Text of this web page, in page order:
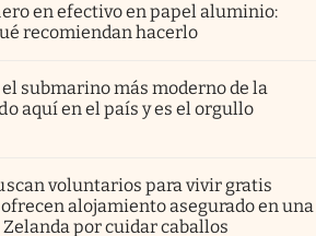
en efectivo en papel aluminio:
recomiendan hacerlo
submarino más moderno de la
aquí en el país y es el orgullo
voluntarios para vivir gratis
alojamiento asegurado en una
por cuidar caballos